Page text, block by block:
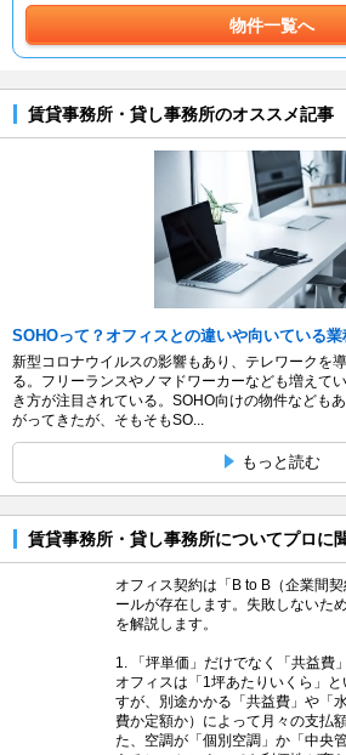
物件一覧へ
賃貸事務所・貸し事務所のオススメ記事
SOHOって？オフィスとの違いや向いている
新型コロナウイルスの影響もあり、テレワークを
る。フリーランスやノマドワーカーなども増えて
き方が注目されている。SOHO向けの物件なども
がってきたが、そもそもSO...
もっと読む
賃貸事務所・貸し事務所についてプロに
オフィス契約は「B to B（企業間
ールが存在します。失敗しないた
を解説します。
1. 「坪単価」だけでなく「共益費
オフィスは「1坪あたりいくら」
すが、別途かかる「共益費」や「
費か定額か）によって月々の支払
た、空調が「個別空調」か「中央